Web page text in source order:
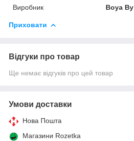
Виробник
Boya By
Приховати
Відгуки про товар
Ще немає відгуків про цей товар
Умови доставки
Нова Пошта
Магазини Rozetka